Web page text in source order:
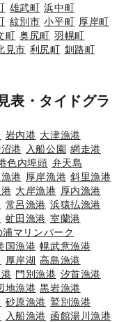
雄武町 浜中町
紋別市 小平町 厚岸町
町 奥尻町 羽幌町
見市 利尻町 釧路町
表・タイドグラ
岩内港 大津漁港
港 入船公園 網走港
色内埠頭 弁天島
港 厚岸漁港 斜里漁港
大岸漁港 厚内漁港
常呂漁港 浜猿払漁港
虻田漁港 室蘭港
浦マリンパーク
国漁港 幌武意漁港
厚岸湖 高島漁港
門別漁港 汐首漁港
地漁港 黒岩漁港
砂原漁港 鷲別漁港
入船漁港 函館湯川漁港